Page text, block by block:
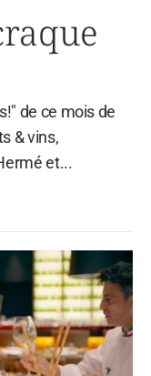
de ce mois de
& vins,
et...